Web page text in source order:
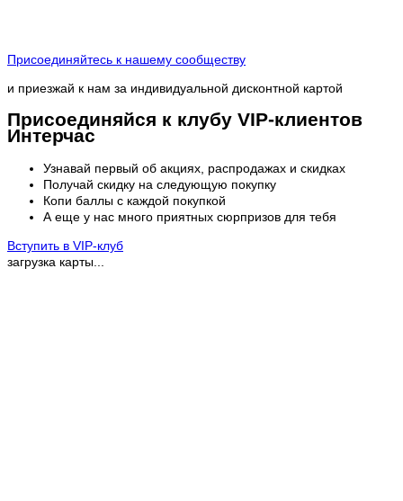
Присоединяйтесь к нашему сообществу
и приезжай к нам за индивидуальной дисконтной картой
Присоединяйся к клубу VIP-клиентов
Интерчас
Узнавай первый об акциях, распродажах и скидках
Получай скидку на следующую покупку
Копи баллы с каждой покупкой
А еще у нас много приятных сюрпризов для тебя
Вступить в VIP-клуб
загрузка карты...